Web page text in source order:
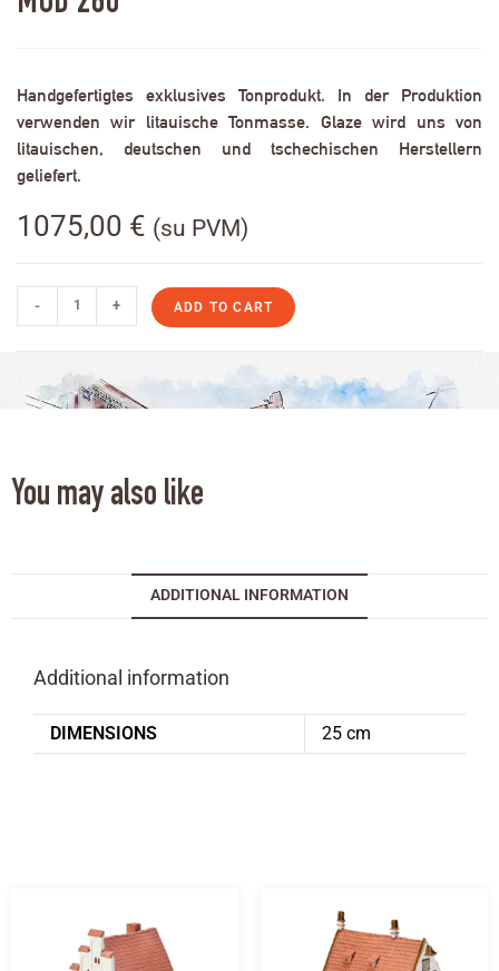
Handgefertigtes exklusives Tonprodukt. In der Produktion
verwenden wir litauische Tonmasse. Glaze wird uns von
litauischen, deutschen und tschechischen Herstellern
geliefert.
1075,00 € (su PVM)
- + ADD TO CART
You may also like
ADDITIONAL INFORMATION
Additional information
DIMENSIONS 25 cm